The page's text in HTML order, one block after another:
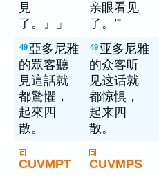
見
了。』」
亲眼看见
了。’”
49 亞多尼雅
的眾客聽
見這話就
都驚懼，
起來四
散。
49 亚多尼雅
的众客听
见这话就
都惊惧，
起来四
散。
CUVMPT CUVMPS